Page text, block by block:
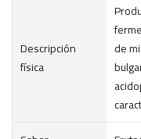
Descripción
física
de